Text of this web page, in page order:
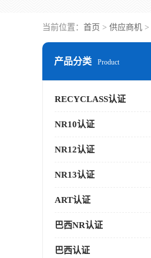
当前位置： 首页 > 供应商机 >
产品分类 Product
RECYCLASS认证
NR10认证
NR12认证
NR13认证
ART认证
巴西NR认证
巴西认证